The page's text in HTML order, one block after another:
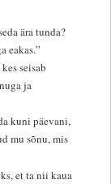
ära tunda?
eakas.”
seisab
ja
kuni päevani,
mu sõnu, mis
et ta nii kaua